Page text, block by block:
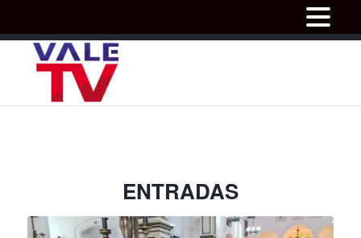
ENTRADAS